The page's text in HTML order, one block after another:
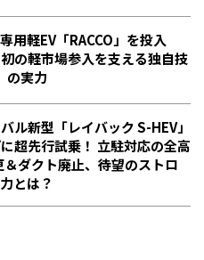
専用軽EV「RACCO」を投入
の軽市場参入を支える独自技
の実力
ル新型「レイバック S-HEV」
超先行試乗！ 立駐対応の全高
ダクト廃止、待望のストロ
とは？